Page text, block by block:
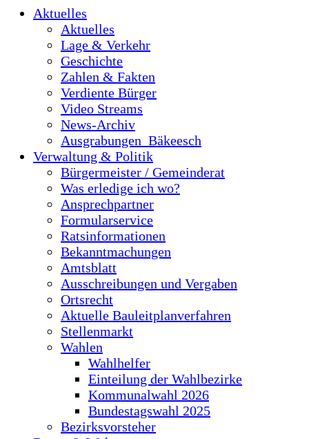
Aktuelles
Aktuelles
Lage & Verkehr
Geschichte
Zahlen & Fakten
Verdiente Bürger
Video Streams
News-Archiv
Ausgrabungen_Bäkeesch
Verwaltung & Politik
Bürgermeister / Gemeinderat
Was erledige ich wo?
Ansprechpartner
Formularservice
Ratsinformationen
Bekanntmachungen
Amtsblatt
Ausschreibungen und Vergaben
Ortsrecht
Aktuelle Bauleitplanverfahren
Stellenmarkt
Wahlen
Wahlhelfer
Einteilung der Wahlbezirke
Kommunalwahl 2026
Bundestagswahl 2025
Bezirksvorsteher